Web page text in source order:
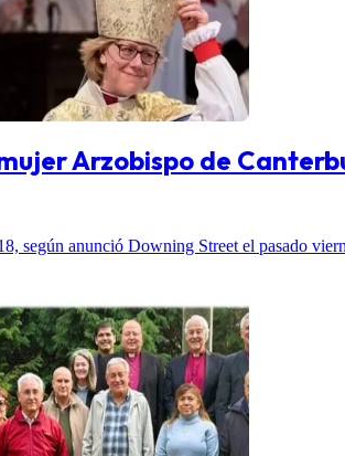
Arzobispo de
según anunció Downing Street el pasado